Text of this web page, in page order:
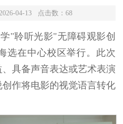
04-13 点击数： 68
"聆听光影"无障碍观影创
选在中心校区举行。此次
具备声音表达或艺术表演
作将电影的视觉语言转化